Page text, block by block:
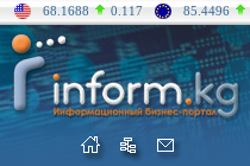
68.1688 0.117 85.4496